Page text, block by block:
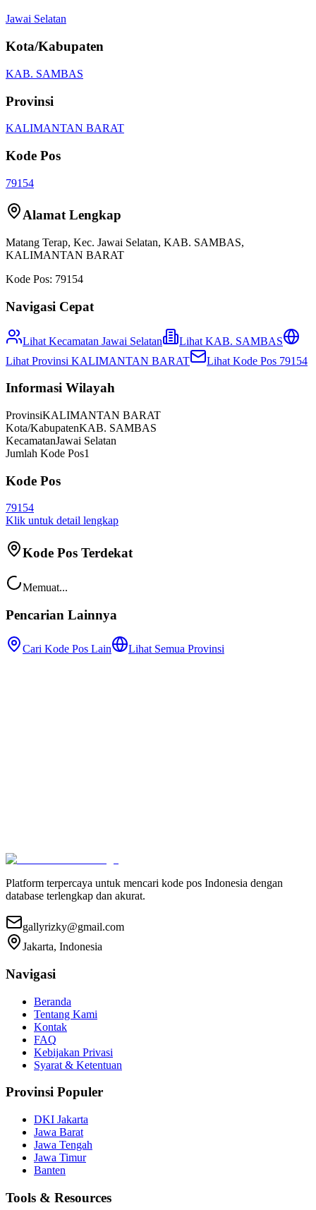
Jawai Selatan
Kota/Kabupaten
KAB. SAMBAS
Provinsi
KALIMANTAN BARAT
Kode Pos
79154
Alamat Lengkap
Matang Terap, Kec. Jawai Selatan, KAB. SAMBAS,
KALIMANTAN BARAT
Kode Pos: 79154
Navigasi Cepat
Lihat Kecamatan Jawai Selatan Lihat KAB. SAMBAS
Lihat Provinsi KALIMANTAN BARAT Lihat Kode Pos 79154
Informasi Wilayah
ProvinsiKALIMANTAN BARAT
Kota/KabupatenKAB. SAMBAS
KecamatanJawai Selatan
Jumlah Kode Pos1
Kode Pos
79154
Klik untuk detail lengkap
Kode Pos Terdekat
Memuat...
Pencarian Lainnya
Cari Kode Pos Lain Lihat Semua Provinsi
Platform terpercaya untuk mencari kode pos Indonesia dengan
database terlengkap dan akurat.
gallyrizky@gmail.com
Jakarta, Indonesia
Navigasi
Beranda
Tentang Kami
Kontak
FAQ
Kebijakan Privasi
Syarat & Ketentuan
Provinsi Populer
DKI Jakarta
Jawa Barat
Jawa Tengah
Jawa Timur
Banten
Tools & Resources